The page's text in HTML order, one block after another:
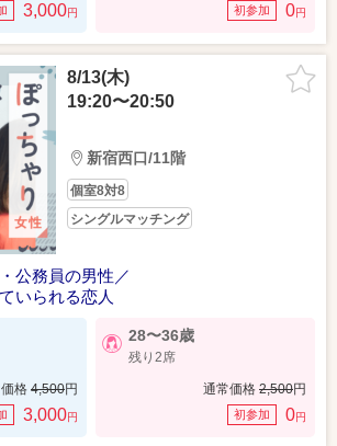
3,000円 初参加 0円
8/13(木)
19:20〜20:50
新宿西口/11階
個室8対8
シングルマッチング
公務員の男性／
いられる恋人
格 4,500円
3,000円
28〜36歳
残り2席
通常価格 2,500円
初参加 0円